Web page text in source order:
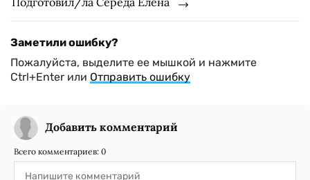
Заметили ошибку?
Пожалуйста, выделите ее мышкой и нажмите
Ctrl+Enter или Отправить ошибку
Добавить комментарий
Всего комментариев: 0